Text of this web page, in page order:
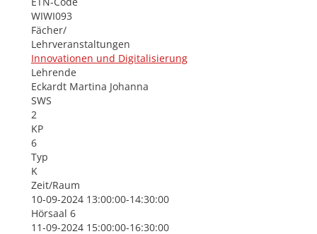
WIWI093
Fächer/
Lehrveranstaltungen
Innovationen und Digitalisierung
Lehrende
Eckardt Martina Johanna
SWS
2
KP
6
Typ
K
Zeit/Raum
10-09-2024 13:00:00-14:30:00
Hörsaal 6
11-09-2024 15:00:00-16:30:00